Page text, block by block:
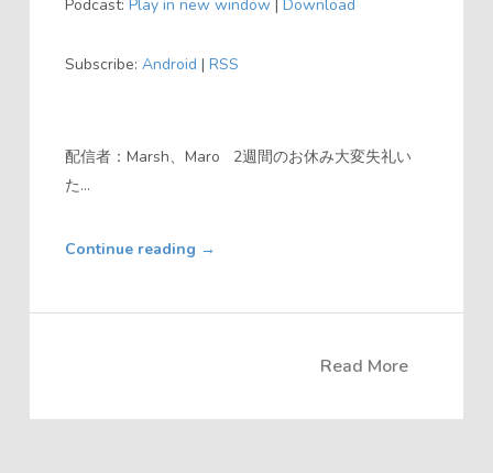
Podcast: Play in new window| Download
Subscribe: Android | RSS
配信者：Marsh、Maro 2週間のお休み大変失礼い
た...
Continue reading →
Read More